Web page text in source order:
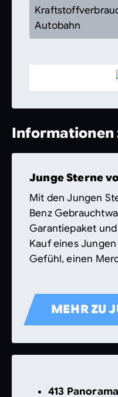
Autobahn
Informationen
Junge Sterne
Mit den Jungen
Benz
Garantiepaket
Kauf eines
Gefühl, einen
MEHR ZU
413